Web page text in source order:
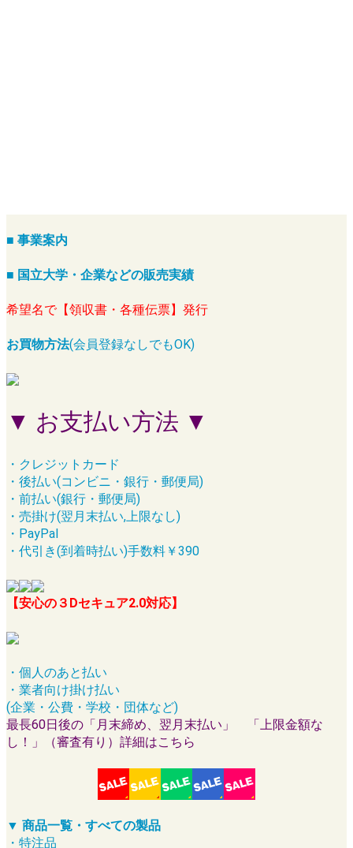
■ 事業案内
■ 国立大学・企業などの販売実績
希望名で【領収書・各種伝票】発行
お買物方法(会員登録なしでもOK)
▼ お支払い方法 ▼
・クレジットカード
・後払い(コンビニ・銀行・郵便局)
・前払い(銀行・郵便局)
・売掛け(翌月末払い,上限なし)
・PayPal
・代引き(到着時払い)手数料￥390
【安心の３Dセキュア2.0対応】
・個人のあと払い
・業者向け掛け払い
(企業・公費・学校・団体など)
最長60日後の「月末締め、翌月末払い」 「上限金額な
し！」（審査有り）詳細はこちら
▼ 商品一覧・すべての製品
・特注品